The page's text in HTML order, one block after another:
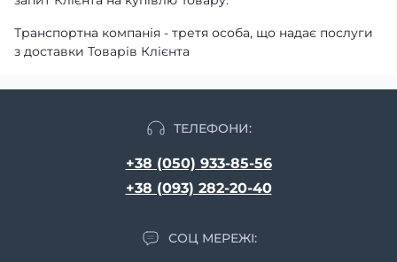
Транспортна компанія - третя особа, що надає послуги
з доставки Товарів Клієнта
ТЕЛЕФОНИ:
+38 (050) 933-85-56
+38 (093) 282-20-40
СОЦ МЕРЕЖІ: